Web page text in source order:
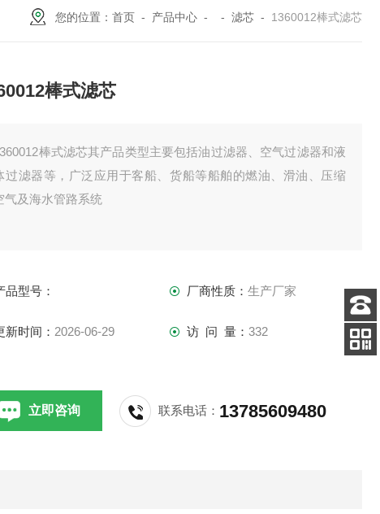
您的位置： 首页 - 产品中心 - - 滤芯 - 1360012棒式滤芯
棒式滤芯
棒式滤芯其产品类型主要包括油过滤器、空气过滤器和液
过滤器等，广泛应用于客船、货船等船舶的燃油、滑油、压缩
气及海水管路系统
品型号： 厂商性质： 生产厂家
新时间： 2026-06-29 访 问 量： 332
立即咨询 联系电话： 13785609480
客服
电话